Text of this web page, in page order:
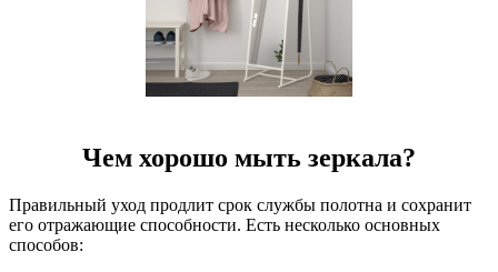
Чем хорошо мыть зеркала?
Правильный уход продлит срок службы полотна и сохранит
его отражающие способности. Есть несколько основных
способов: